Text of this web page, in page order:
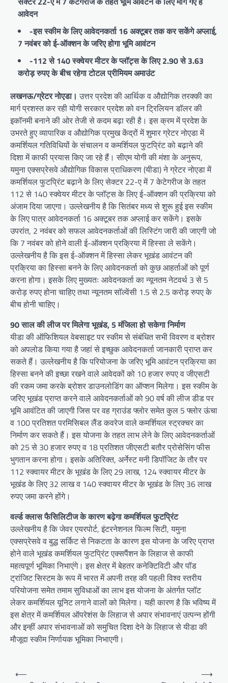
आवेदन
-इस स्कीम के लिए आवेदनकर्ता 16 अक्टूबर तक कर सकेंगे अप्लाई,
7 नवंबर को ई-ऑक्शन के जरिए होगा भूमि आवंटन
-112 से 140 स्क्वेयर मीटर के प्लॉट्स के लिए 2.90 से 3.63
करोड़ रुपए के बीच रहेगा टोटल प्रीमियम अमाउंट
लखनऊ/ग्रेटर नोएडा। उत्तर प्रदेश की आर्थिक व औद्योगिक तरक्की का
मार्ग प्रशस्त कर रही योगी सरकार प्रदेश को वन ट्रिलियन डॉलर की
इकॉनमी बनाने की ओर तेजी से कदम बढ़ा रही है। इस क्रम में प्रदेश के
उभरते हुए व्यापारिक व औद्योगिक प्रमुख केंद्रों में शुमार ग्रेटर नोएडा में
कमर्शियल गतिविधियों के संचालन व कमर्शियल फुटप्रिंट को बढ़ाने की
दिशा में काफी प्रयास किए जा रहे हैं। सीएम योगी की मंशा के अनुरूप,
यमुना एक्सप्रेसवे औद्योगिक विकास प्राधिकरण (यीडा) ने ग्रेटर नोएडा में
कमर्शियल फुटप्रिंट बढ़ाने के लिए सेक्टर 22-ए में 7 केटेगरीज के तहत
112 से 140 स्क्वेयर मीटर के प्लॉट्स के लिए ई-ऑक्शन की प्रक्रिया को
अंजाम दिया जाएगा। उल्लेखनीय है कि सितंबर मध्य से शुरू हुई इस स्कीम
के लिए पात्र आवेदनकर्ता 16 अक्टूबर तक अप्लाई कर सकेंगे। इसके
उपरांत, 2 नवंबर को सफल आवेदनकर्ताओं की लिस्टिंग जारी की जाएगी जो
कि 7 नवंबर को होने वाली ई-ऑक्शन प्रक्रिया में हिस्सा ले सकेंगे।
उल्लेखनीय है कि इस ई-ऑक्शन में हिस्सा लेकर भूखंड आवंटन की
प्रक्रिया का हिस्सा बनने के लिए आवेदनकर्ता को कुछ आहर्ताओं को पूर्ण
करना होगा। इसके लिए मुख्यतः आवेदनकर्ता का न्यूनतम नेटवर्थ 3 से 5
करोड़ रुपए होना चाहिए तथा न्यूनतम सॉल्वेंसी 1.5 से 2.5 करोड़ रुपए के
बीच होनी चाहिए।
90 साल की लीज पर मिलेगा भूखंड, 5 मंजिला हो सकेगा निर्माण
यीडा की ऑफिशियल वेबसाइट पर स्कीम से संबंधित सभी विवरण व ब्रोशर
को अपलोड किया गया है जहां से इच्छुक आवेदनकर्ता जानकारी प्राप्त कर
सकते हैं। उल्लेखनीय है कि परियोजना के जरिए भूमि आवंटन प्रक्रिया का
हिस्सा बनने की इच्छा रखने वाले आवेदकों को 10 हजार रुपए व जीएसटी
की रकम जमा करके ब्रोशर डाउनलोडिंग का ऑप्शन मिलेगा। इस स्कीम के
जरिए भूखंड प्राप्त करने वाले आवेदनकर्ताओं को 90 वर्ष की लीज डीड पर
भूमि आवंटित की जाएगी जिस पर वह ग्राउंड फ्लोर समेत कुल 5 फ्लोर ऊंचा
व 100 प्रतिशत परमिसिबल लैंड कवरेज वाले कमर्शियल स्ट्रक्चर का
निर्माण कर सकते हैं। इस योजना के तहत लाभ लेने के लिए आवेदनकर्ताओं
को 25 से 30 हजार रुपए व 18 प्रतिशत जीएसटी बतौर प्रोसेसिंग फीस
भुगतान करना होगा। इसके अतिरिक्त, अर्नेस्ट मनी डिपॉजिट के तौर पर
112 स्क्वायर मीटर के भूखंड के लिए 29 लाख, 124 स्क्वायर मीटर के
भूखंड के लिए 32 लाख व 140 स्क्वायर मीटर के भूखंड के लिए 36 लाख
रुपए जमा करने होंगे।
वर्ल्ड क्लास फैसिलिटीज के कारण बढ़ेगा कमर्शियल फुटप्रिंट
उल्लेखनीय है कि जेवर एयरपोर्ट, इंटरनेशनल फिल्म सिटी, यमुना
एक्सप्रेसवे व बुद्ध सर्किट से निकटता के कारण इस योजना के जरिए प्राप्त
होने वाले भूखंड कमर्शियल फुटप्रिंट एक्सपैंशन के लिहाज से काफी
महत्वपूर्ण भूमिका निभाएंगे। इस क्षेत्र में बेहतर कनेक्टिविटी और पॉड
ट्रांजिट सिस्टम के रूप में भारत में अपनी तरह की पहली विश्व स्तरीय
परियोजना समेत तमाम सुविधाओं का लाभ इस योजना के अंतर्गत प्लॉट
लेकर कमर्शियल यूनिट लगाने वालों को मिलेगा। यही कारण है कि भविष्य में
इस क्षेत्र में कमर्शियल ऑपरेशंस के लिहाज से अपार संभावनाएं उत्पन्न होंगी
और इन्हीं अपार संभावनाओं को समुचित दिशा देने के लिहाज से यीडा की
मौजूदा स्कीम निर्णायक भूमिका निभाएगी।
Post
⟵
⟶